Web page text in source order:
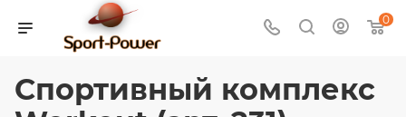
0
Спортивный комплекс